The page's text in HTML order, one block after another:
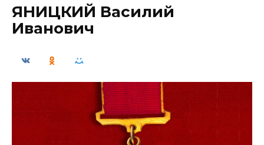
ЯНИЦКИЙ Василий
Иванович